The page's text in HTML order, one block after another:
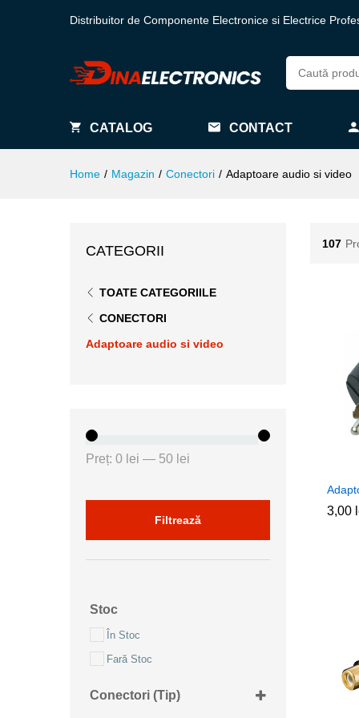
Distribuitor de Componente Electronice si Electrice
CATALOG CONTACT
Home / Magazin / Conectori / Adaptoare audio si video
107
3,00
3,00
CATEGORII
TOATE CATEGORIILE
CONECTORI
Adaptoare audio si video
Filtrează
Preț: 0 lei — 50 lei
Stoc
În Stoc
Fară Stoc
Conectori (tip)